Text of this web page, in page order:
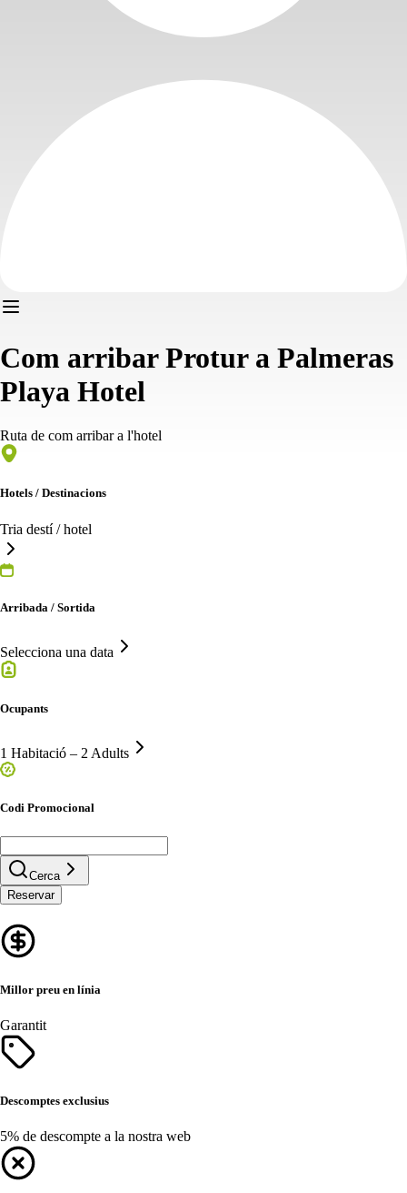
Com arribar Protur a Palmeras
Playa Hotel
Ruta de com arribar a l'hotel
Hotels / Destinacions
Tria destí / hotel
Arribada / Sortida
Selecciona una data
Ocupants
1 Habitació – 2 Adults
Codi Promocional
Cerca
Reservar
Millor preu en línia
Garantit
Descomptes exclusius
5% de descompte a la nostra web